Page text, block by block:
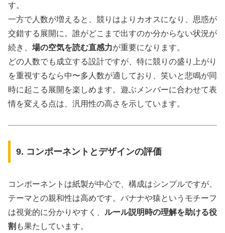
す。
一方で人数が増えると、競りはよりカオスになり、思惑が
交錯する展開に。誰がどこまで出すのか分からない状況が
続き、 場の空気を読む直感力が重要になります。
どの人数でも成立する設計ですが、特に競りの盛り上がり
を重視するなら中〜多人数が適しており、笑いと悲鳴が同
時に起こる展開を楽しめます。遊ぶメンバーに合わせて表
情を変える点は、汎用性の高さを示しています。
9. コンポーネントとデザインの評価
コンポーネントは紙製が中心で、構成はシンプルですが、
テーマとの親和性は高めです。バナナや猿というモチーフ
は視覚的に分かりやすく、 ルール説明時の理解を助ける役
割 も果たしています。